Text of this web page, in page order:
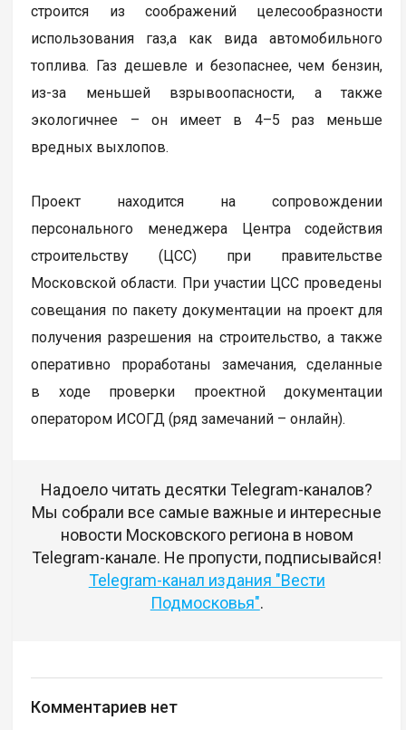
строится из соображений целесообразности
использования газ,а как вида автомобильного
топлива. Газ дешевле и безопаснее, чем бензин,
из-за меньшей взрывоопасности, а также
экологичнее – он имеет в 4–5 раз меньше
вредных выхлопов.
Проект находится на сопровождении
персонального менеджера Центра содействия
строительству (ЦСС) при правительстве
Московской области. При участии ЦСС проведены
совещания по пакету документации на проект для
получения разрешения на строительство, а также
оперативно проработаны замечания, сделанные
в ходе проверки проектной документации
оператором ИСОГД (ряд замечаний – онлайн).
Надоело читать десятки Telegram-каналов?
Мы собрали все самые важные и интересные
новости Московского региона в новом
Telegram-канале. Не пропусти, подписывайся!
Telegram-канал издания "Вести
Подмосковья".
Комментариев нет